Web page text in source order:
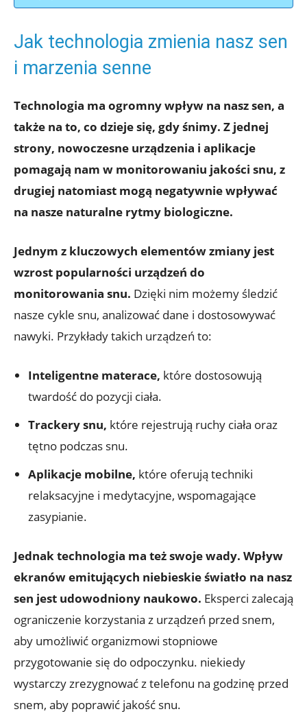
Jak technologia zmienia nasz sen
i marzenia senne
Technologia ma ogromny wpływ na nasz sen, a
także na to, co dzieje się, gdy śnimy. Z jednej
strony, nowoczesne urządzenia i aplikacje
pomagają nam w monitorowaniu jakości snu, z
drugiej natomiast mogą negatywnie wpływać
na nasze naturalne rytmy biologiczne.
Jednym z kluczowych elementów zmiany jest
wzrost popularności urządzeń do
monitorowania snu. Dzięki nim możemy śledzić
nasze cykle snu, analizować dane i dostosowywać
nawyki. Przykłady takich urządzeń to:
Inteligentne materace, które dostosowują
twardość do pozycji ciała.
Trackery snu, które rejestrują ruchy ciała oraz
tętno podczas snu.
Aplikacje mobilne, które oferują techniki
relaksacyjne i medytacyjne, wspomagające
zasypianie.
Jednak technologia ma też swoje wady. Wpływ
ekranów emitujących niebieskie światło na nasz
sen jest udowodniony naukowo. Eksperci zalecają
ograniczenie korzystania z urządzeń przed snem,
aby umożliwić organizmowi stopniowe
przygotowanie się do odpoczynku. niekiedy
wystarczy zrezygnować z telefonu na godzinę przed
snem, aby poprawić jakość snu.